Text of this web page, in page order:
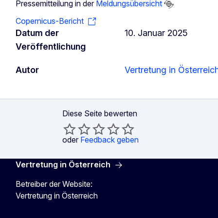
Pressemitteilung in der Meldungsübersicht
Copernicus-Bericht
Datum der
Veröffentlichung
10. Januar 2025
Autor Vertretung in
Diese Seite bewerten
oder Feedback geben
Vertretung in Österreich
Betreiber der Website:
Vertretung in Österreich